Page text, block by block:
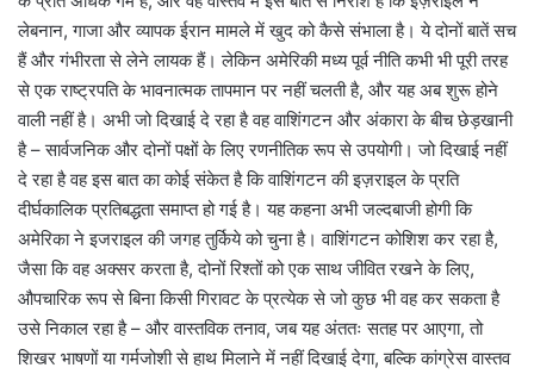
लेबनान, गाजा और व्यापक ईरान मामले में खुद को कैसे संभाला है। ये दोनों बातें सच
हैं और गंभीरता से लेने लायक हैं। लेकिन अमेरिकी मध्य पूर्व नीति कभी भी पूरी तरह
से एक राष्ट्रपति के भावनात्मक तापमान पर नहीं चलती है, और यह अब शुरू होने
वाली नहीं है। अभी जो दिखाई दे रहा है वह वाशिंगटन और अंकारा के बीच छेड़खानी
है – सार्वजनिक और दोनों पक्षों के लिए रणनीतिक रूप से उपयोगी। जो दिखाई नहीं
दे रहा है वह इस बात का कोई संकेत है कि वाशिंगटन की इज़राइल के प्रति
दीर्घकालिक प्रतिबद्धता समाप्त हो गई है। यह कहना अभी जल्दबाजी होगी कि
अमेरिका ने इजराइल की जगह तुर्किये को चुना है। वाशिंगटन कोशिश कर रहा है,
जैसा कि वह अक्सर करता है, दोनों रिश्तों को एक साथ जीवित रखने के लिए,
औपचारिक रूप से बिना किसी गिरावट के प्रत्येक से जो कुछ भी वह कर सकता है
उसे निकाल रहा है – और वास्तविक तनाव, जब यह अंततः सतह पर आएगा, तो
शिखर भाषणों या गर्मजोशी से हाथ मिलाने में नहीं दिखाई देगा, बल्कि कांग्रेस वास्तव